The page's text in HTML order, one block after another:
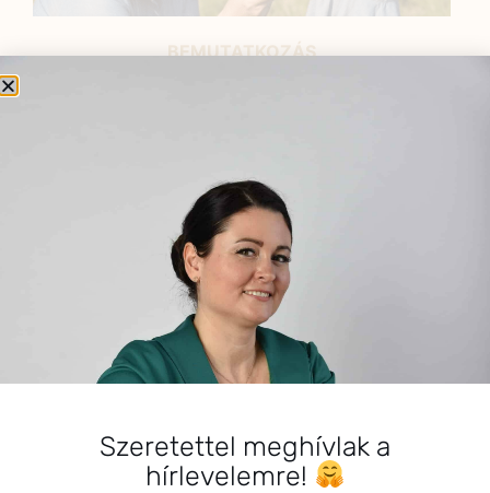
BEMUTATKOZÁS
férfiak egészségének megőrzése és helyreállítása.
HÍRLEVÉL
HÍRLEVÉL FELIRATKOZÁS
Szeretettel meghívlak a
hírlevelemre!